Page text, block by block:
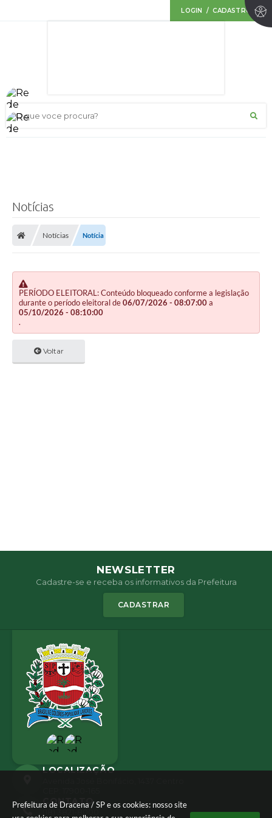
Prefeitura de Dracena / SP e os cookies: nosso site
LOGIN / CADASTRO
O que voce procura?
Notícias
Notícias Notícia
PERÍODO ELEITORAL: Conteúdo bloqueado conforme a legislação
durante o período eleitoral de06/07/2026 - 08:07:00a
05/10/2026 - 08:10:00
.
Voltar
NEWSLETTER
Cadastre-se e receba os informativos da Prefeitura
CADASTRAR
LOCALIZAÇÃO
CONTATO